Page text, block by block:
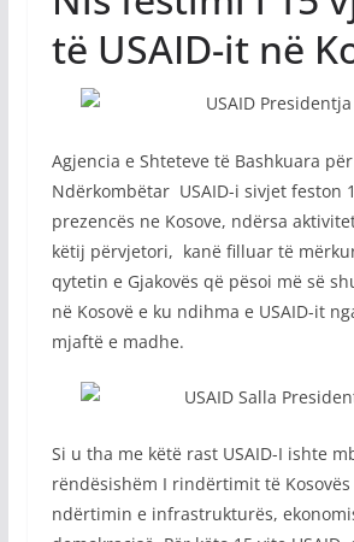
të USAID-it në
Agjencia e Shteteve të Bashkuara
Ndërkombëtar USAID-i sivjet feston
prezencës ne Kosove, ndërsa
këtij përvjetori, kanë filluar të
qytetin e Gjakovës që pësoi më së
në Kosovë e ku ndihma e USAID-it
mjaftë e madhe.
Si u tha me këtë rast USAID-I ishte
rëndësishëm I rindërtimit të
ndërtimin e infrastrukturës,